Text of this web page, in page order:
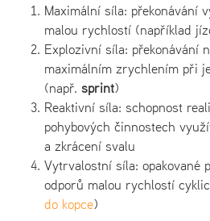
Maximální síla: překonávání
malou rychlostí (například
Explozivní síla: překonávání
maximálním zrychlením při
(např. sprint)
Reaktivní síla: schopnost
pohybových činnostech
a zkrácení svalu
Vytrvalostní síla: opakované
odporů malou rychlostí
do kopce)